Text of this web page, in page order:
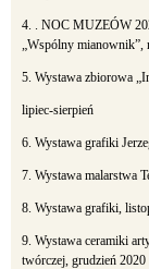
4. . NOC MUZEÓW
„Wspólny mianownik”,
5. Wystawa zbiorowa
lipiec-sierpień
6. Wystawa grafiki
7. Wystawa malarstwa
8. Wystawa grafiki,
9. Wystawa ceramiki
twórczej, grudzień 2020